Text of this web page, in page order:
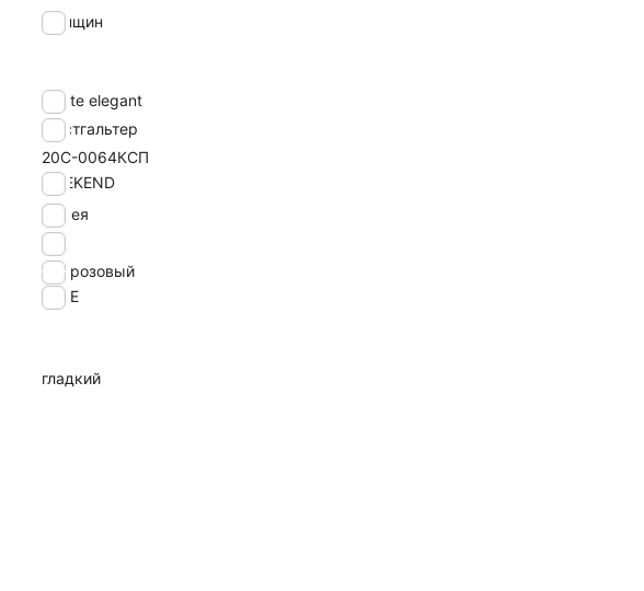
женщин
Conte elegant
Бюстгальтер
20С-0064КСП
WEEKEND
камея
75F
розовый
SALE
гладкий